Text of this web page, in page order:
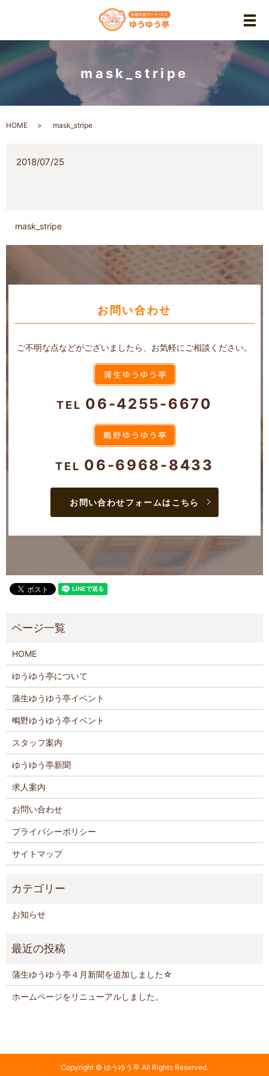
メ
mask_stripe
HOME mask_stripe
2018/07/25
mask_stripe
お問い合わせ
ご不明な点などがございましたら、お気軽にご相談ください。
TEL 06-4255-6670
TEL 06-6968-8433
お問い合わせフォームはこちら
HOME
ゆうゆう亭について
蒲生ゆうゆう亭イベント
鴫野ゆうゆう亭イベント
スタッフ案内
ゆうゆう亭新聞
求人案内
お問い合わせ
プライバシーポリシー
サイトマップ
お知らせ
蒲生ゆうゆう亭４月新聞を追加しました☆
ホームページをリニューアルしました。
Copyright © ゆうゆう亭 All Rights Reserved.